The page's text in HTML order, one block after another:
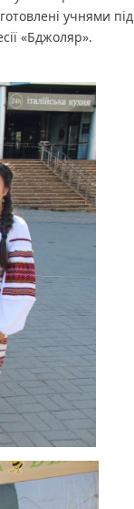
учнями під
«Бджоляр».